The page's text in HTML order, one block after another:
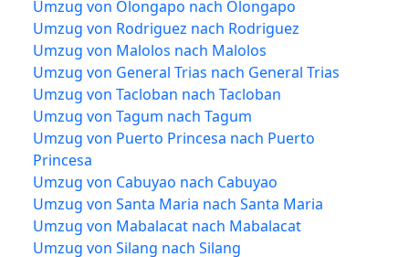
Umzug von Olongapo nach Olongapo
Umzug von Rodriguez nach Rodriguez
Umzug von Malolos nach Malolos
Umzug von General Trias nach General Trias
Umzug von Tacloban nach Tacloban
Umzug von Tagum nach Tagum
Umzug von Puerto Princesa nach Puerto
Princesa
Umzug von Cabuyao nach Cabuyao
Umzug von Santa Maria nach Santa Maria
Umzug von Mabalacat nach Mabalacat
Umzug von Silang nach Silang